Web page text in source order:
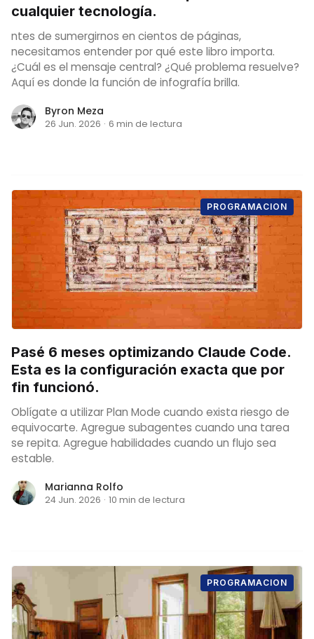
cualquier tecnología.
ntes de sumergirnos en cientos de páginas,
necesitamos entender por qué este libro importa.
¿Cuál es el mensaje central? ¿Qué problema resuelve?
Aquí es donde la función de infografía brilla.
Byron Meza
26 Jun. 2026 · 6 min de lectura
PROGRAMACION
Pasé 6 meses optimizando Claude Code.
Esta es la configuración exacta que por
fin funcionó.
Oblígate a utilizar Plan Mode cuando exista riesgo de
equivocarte. Agregue subagentes cuando una tarea
se repita. Agregue habilidades cuando un flujo sea
estable.
Marianna Rolfo
24 Jun. 2026 · 10 min de lectura
PROGRAMACION